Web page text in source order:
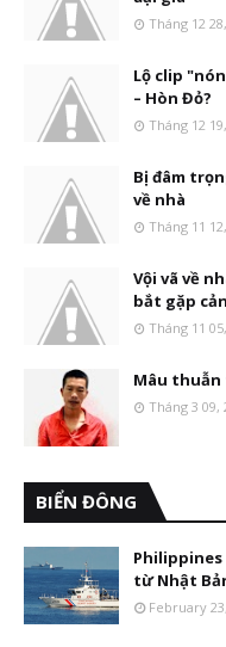
Tháng 12
Lộ clip
– Hòn Đỏ?
Tháng 12
Bị đâm
về nhà
Tháng 11
Vội vã về
bắt gặp
Tháng 11
Mâu thuẫn
Tháng 3 09,
BIỂN ĐÔNG
từ Nhật
February